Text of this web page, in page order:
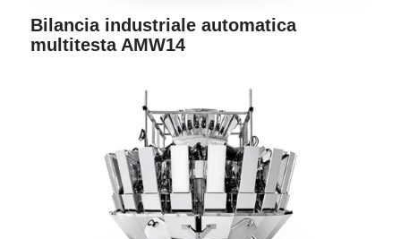
Bilancia industriale automatica
multitesta AMW14